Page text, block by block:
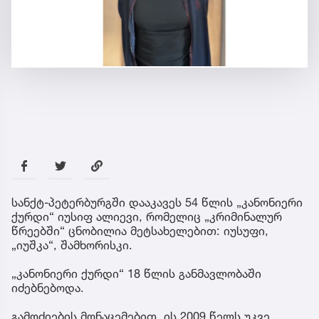
სანქტ-პეტერბურგში დააკავეს 54 წლის „კანონიერი
ქურდი“ იუსიფ ალიევი, რომელიც „კრიმინალურ
წრეებში“ ცნობილია მეტსახელებით: იუსუფი,
„იუშკა“, შამხორისკი.
„კანონიერი ქურდი“ 18 წლის განმავლობაში
იძებნებოდა.